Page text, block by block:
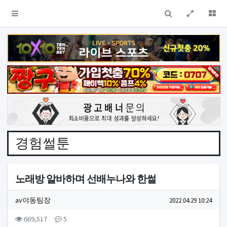
전체창더
경험썰툰
노래방 알바하며 선배누나와 한썰
작성자 정보
av야동팀장작성 작성일
2022.04.29 10:24
컨텐츠 정보
669,517조회 5